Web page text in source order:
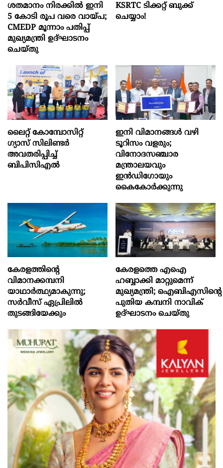
ശതമാനം നിരക്കിൽ ഇനി
5 കോടി രൂപ വരെ വായ്പ;
CMEDP മൂന്നാം പതിപ്പ്
മുഖ്യമന്ത്രി ഉദ്ഘാടനം
ചെയ്തു
KSRTC ടിക്കറ്റ് ബുക്ക്
ചെയ്യാം!
ലൈറ്റ് കോമ്പോസിറ്റ്
ഗ്യാസ് സിലിണ്ടർ
അവതരിപ്പിച്ച്
ബിപിസിഎൽ
ഇനി വിമാനങ്ങള്‍ വഴി
ടൂറിസം വളരും;
വിനോദസഞ്ചാര
മന്ത്രാലയവും
ഇന്‍ഡിഗോയും
കൈകോര്‍ക്കുന്നു
കേരളത്തിന്റെ
വിമാനക്കമ്പനി
യാഥാര്‍ത്ഥ്യമാകുന്നു;
സര്‍വീസ് ഏപ്രിലില്‍
തുടങ്ങിയേക്കും
കേരളത്തെ എഐ
ഹബ്ബാക്കി മാറ്റുമെന്ന്
മുഖ്യമന്ത്രി; ഐബിഎസിന്റെ
പുതിയ കമ്പനി നാവിക്
ഉദ്ഘാടനം ചെയ്തു